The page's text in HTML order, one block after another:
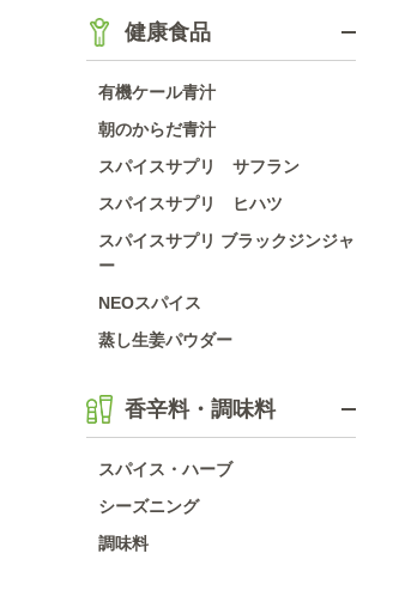
健康食品
有機ケール青汁
朝のからだ青汁
スパイスサプリ サフラン
スパイスサプリ ヒハツ
スパイスサプリ ブラックジンジャ
ー
NEOスパイス
蒸し生姜パウダー
香辛料・調味料
スパイス・ハーブ
シーズニング
調味料